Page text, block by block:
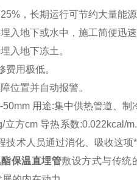
，长期运行可节约大量能源
地下或水中，施工简便迅速
入地下冻土。
用极低。
位置并自动报警。
用途:集中供热管道、制
方cm 导热系数:0.022kcal/
术人员通过消化、吸收这
保温直埋管敷设方式与传统